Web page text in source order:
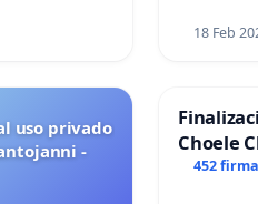
18 Feb
uso privado
-
Choele
452